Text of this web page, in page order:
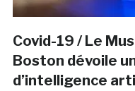
Covid-19 / Le
Boston dévoile
d’intelligence